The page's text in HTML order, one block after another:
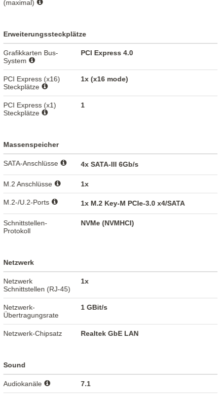
(maximal)
Erweiterungssteckplätze
Grafikkarten Bus-
System
PCI Express 4.0
PCI Express (x16)
Steckplätze
1x (x16 mode)
PCI Express (x1)
Steckplätze
1
Massenspeicher
SATA-Anschlüsse 4x SATA-III 6Gb/s
M.2 Anschlüsse 1x
M.2-/U.2-Ports 1x M.2 Key-M PCIe-3.0 x4/SATA
Schnittstellen-
Protokoll
NVMe (NVMHCI)
Netzwerk
Netzwerk
Schnittstellen (RJ-45)
1x
Netzwerk-
Übertragungsrate
1 GBit/s
Netzwerk-Chipsatz Realtek GbE LAN
Sound
Audiokanäle 7.1